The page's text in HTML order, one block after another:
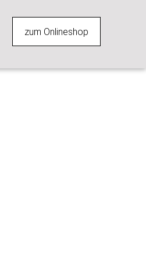
zum Onlineshop